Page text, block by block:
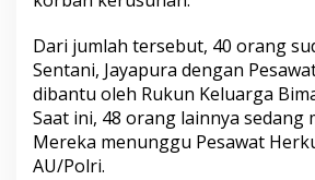
Dari jumlah tersebut, 40 orang
Sentani, Jayapura dengan
dibantu oleh Rukun Keluarga
Saat ini, 48 orang lainnya sedang
Mereka menunggu Pesawat
AU/Polri.